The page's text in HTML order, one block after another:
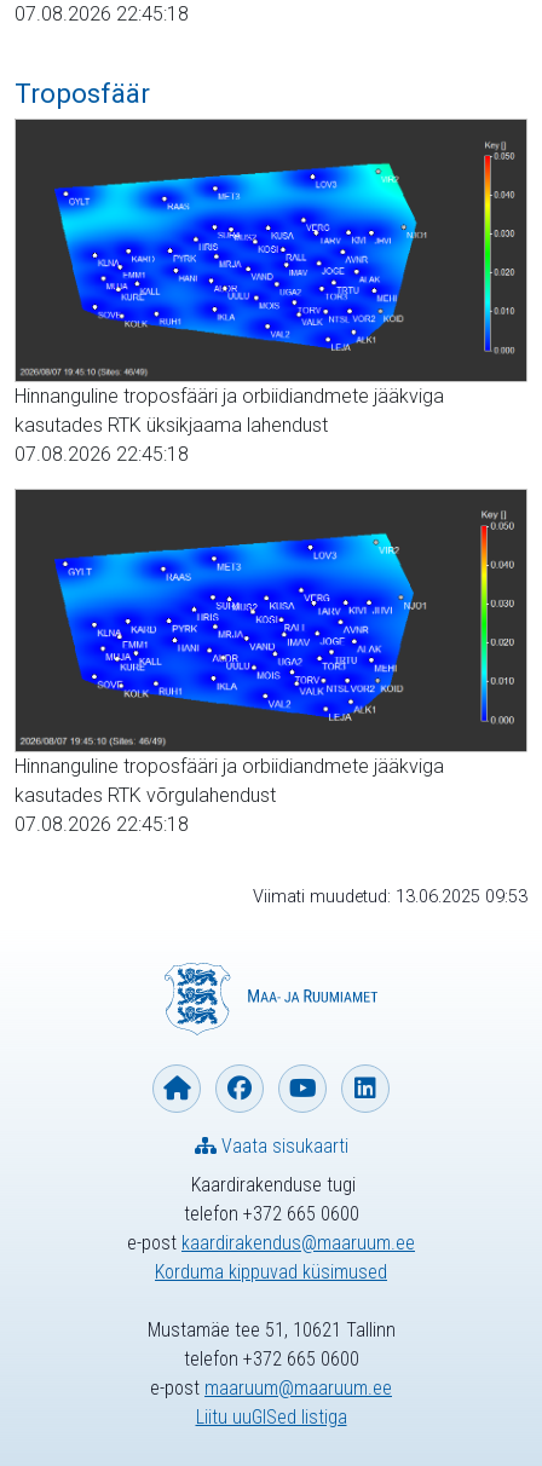
07.08.2026 22:45:18
Troposfäär
Hinnanguline troposfääri ja orbiidiandmete jääkviga
kasutades RTK üksikjaama lahendust
07.08.2026 22:45:18
Hinnanguline troposfääri ja orbiidiandmete jääkviga
kasutades RTK võrgulahendust
07.08.2026 22:45:18
Viimati muudetud: 13.06.2025 09:53
Kaardirakenduse tugi
telefon +372 665 0600
e-post kaardirakendus@maaruum.ee
Korduma kippuvad küsimused
Vaata sisukaarti
Mustamäe tee 51, 10621 Tallinn
telefon +372 665 0600
e-post maaruum@maaruum.ee
Liitu uuGISed listiga